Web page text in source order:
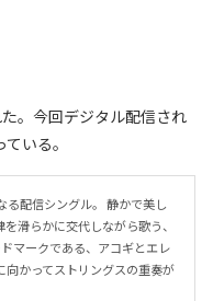
た。今回デジタル配信され
いる。
る配信シングル。 静かで美し
滑らかに交代しながら歌う、
マークである、アコギとエレ
向かってストリングスの重奏が